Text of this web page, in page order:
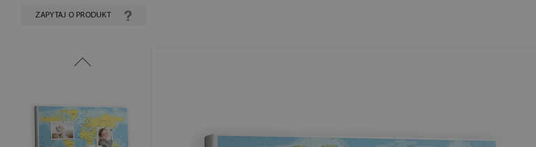
ZAPYTAJ O PRODUKT